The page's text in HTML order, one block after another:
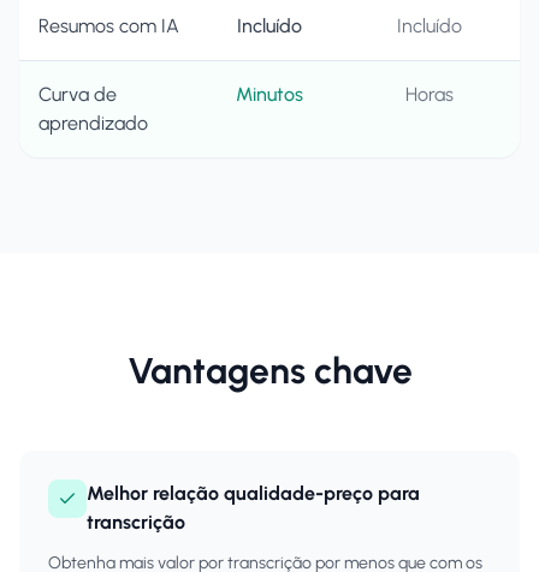
Resumos com IA Incluído Incluído
Curva de
aprendizado
Minutos Horas
Vantagens chave
Melhor relação qualidade-preço para
transcrição
Obtenha mais valor por transcrição por menos que com os